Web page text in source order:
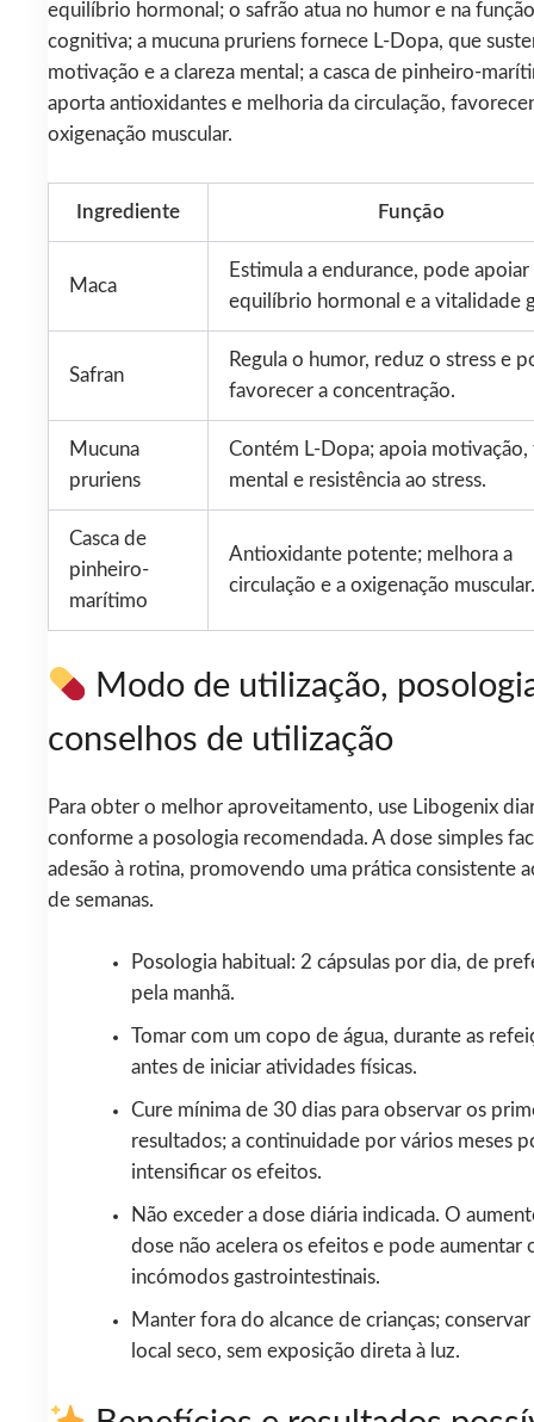
equilíbrio hormonal; o safrão atua no humor e na função
cognitiva; a mucuna pruriens fornece L-Dopa, que
motivação e a clareza mental; a casca de pinheiro-
aporta antioxidantes e melhoria da circulação,
oxigenação muscular.
Ingrediente Função
Maca
Estimula a endurance, pode apoiar
equilíbrio hormonal e a vitalidade
Safran
Regula o humor, reduz o stress e
favorecer a concentração.
Mucuna
pruriens
Contém L-Dopa; apoia motivação,
mental e resistência ao stress.
Casca de
pinheiro-
marítimo
Antioxidante potente; melhora a
circulação e a oxigenação muscular.
Modo de utilização,
conselhos de utilização
Para obter o melhor aproveitamento, use Libogenix
conforme a posologia recomendada. A dose simples
adesão à rotina, promovendo uma prática consistente
de semanas.
Posologia habitual: 2 cápsulas por dia, de
pela manhã.
Tomar com um copo de água, durante as
antes de iniciar atividades físicas.
Cure mínima de 30 dias para observar os
resultados; a continuidade por vários meses
intensificar os efeitos.
Não exceder a dose diária indicada. O
dose não acelera os efeitos e pode aumentar
incómodos gastrointestinais.
Manter fora do alcance de crianças; conservar
local seco, sem exposição direta à luz.